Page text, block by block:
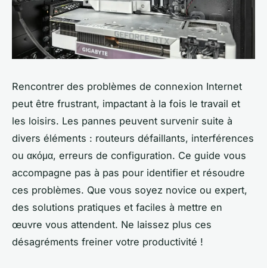
Rencontrer des problèmes de connexion Internet
peut être frustrant, impactant à la fois le travail et
les loisirs. Les pannes peuvent survenir suite à
divers éléments : routeurs défaillants, interférences
ou ακόμα, erreurs de configuration. Ce guide vous
accompagne pas à pas pour identifier et résoudre
ces problèmes. Que vous soyez novice ou expert,
des solutions pratiques et faciles à mettre en
œuvre vous attendent. Ne laissez plus ces
désagréments freiner votre productivité !